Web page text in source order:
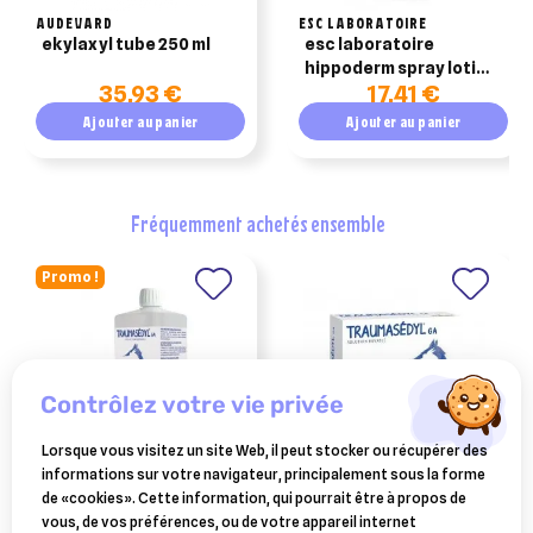
AUDEVARD
ekylaxyl tube 250 ml
35,93 €
Ajouter au panier
ESC LABORATOIRE
esc laboratoire
hippoderm spray lotion
purifiante cheval
200ml
17,41 €
Ajouter au panier
fréquemment achetés ensemble
Promo !
BOIRON
traumasedyl 1 litre solution
BOIRON
traumasedyl 12 ampoules
contrôlez votre vie privée
Lorsque vous visitez un site Web, il peut stocker ou récupérer des
informations sur votre navigateur, principalement sous la forme
de «cookies». Cette information, qui pourrait être à propos de
vous, de vos préférences, ou de votre appareil internet